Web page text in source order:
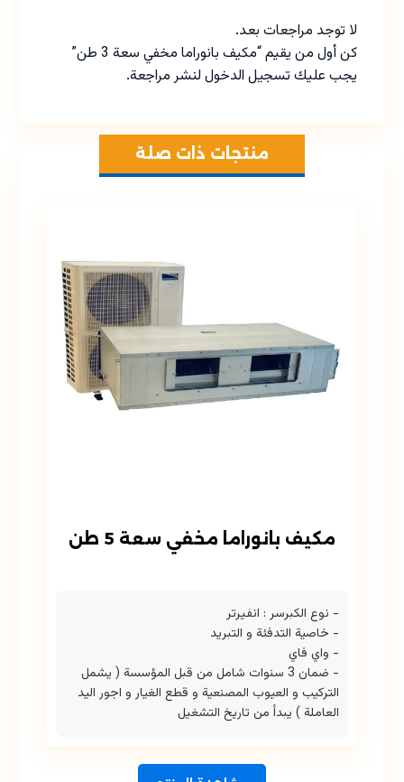
لا توجد مراجعات بعد.
كن أول من يقيم “مكيف بانوراما مخفي سعة 3 طن”
يجب عليك تسجيل الدخول لنشر مراجعة.
منتجات ذات صلة
مكيف بانوراما مخفي سعة 5 طن
- نوع الكبرسر : انفيرتر
- خاصية التدفئة و التبريد
- واي فاي
- ضمان 3 سنوات شامل من قبل المؤسسة ( يشمل
التركيب و العيوب المصنعية و قطع الغيار و اجور اليد
العاملة ) يبدأ من تاريخ التشغيل